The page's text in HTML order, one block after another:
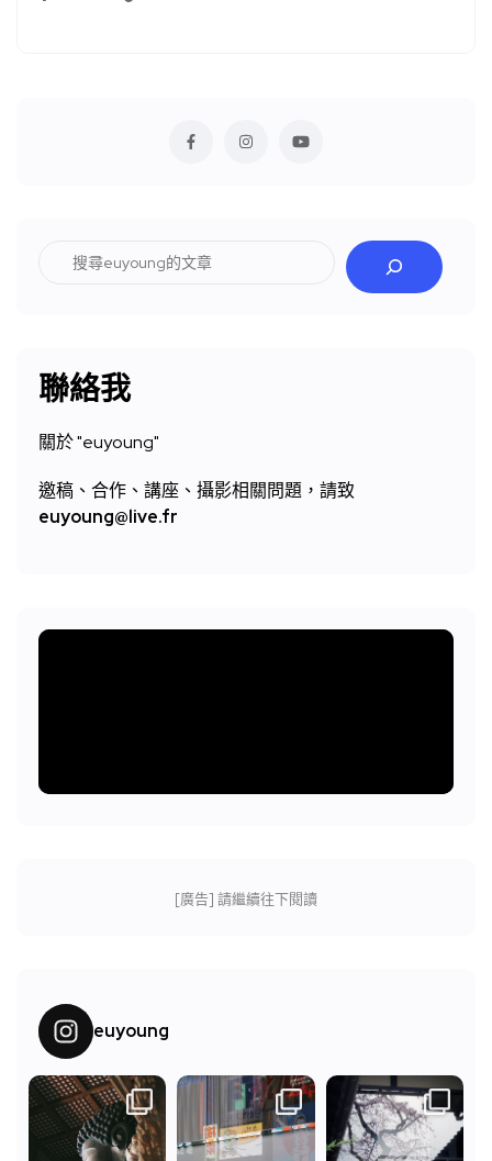
聯絡我
關於 "euyoung"
邀稿、合作、講座、攝影相關問題，請致
euyoung@live.fr
[廣告] 請繼續往下閱讀
euyoung